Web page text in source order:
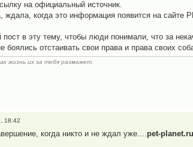
на официальный источник.
когда это информация появится на сайте
пост в эту тему, чтобы люди понимали, что за
боялись отстаивать свои права и права своих
жизнь их за тебя размажет.
18:42
когда никто и не ждал уже.... pet-planet.ru